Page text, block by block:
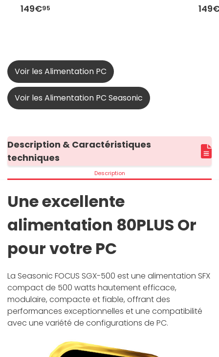
149€95
Voir les Alimentation PC
Voir les Alimentation PC Seasonic
Description & Caractéristiques
techniques
Description
Une excellente
alimentation 80PLUS Or
pour votre PC
La Seasonic FOCUS SGX-500 est une alimentation SFX
compact de 500 watts hautement efficace,
modulaire, compacte et fiable, offrant des
performances exceptionnelles et une compatibilité
avec une variété de configurations de PC.